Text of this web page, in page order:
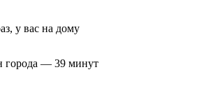
у вас на дому
города — 39 минут